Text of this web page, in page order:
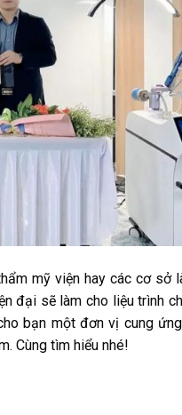
mỹ viện hay các cơ sở
đại sẽ làm cho liệu trình
bạn một đơn vị cung
Cùng tìm hiểu nhé!